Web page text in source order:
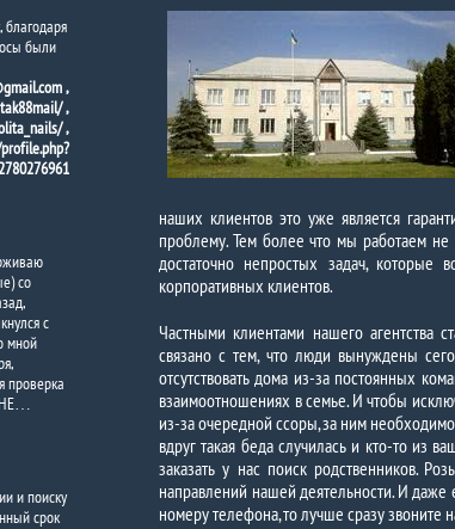
наших клиентов это уже является
проблему. Тем более что мы работаем
достаточно непростых задач, которые
корпоративных клиентов.
Частными клиентами нашего агентства
связано с тем, что люди вынуждены
отсутствовать дома из-за постоянных
взаимоотношениях в семье. И чтобы
из-за очередной ссоры, за ним
вдруг такая беда случилась и кто-то из
заказать у нас поиск родственников.
направлений нашей деятельности. И
номеру телефона, то лучше сразу звоните
благодаря
были
,
,
,
со
с
мной
проверка
НЕ…
и поиску
срок